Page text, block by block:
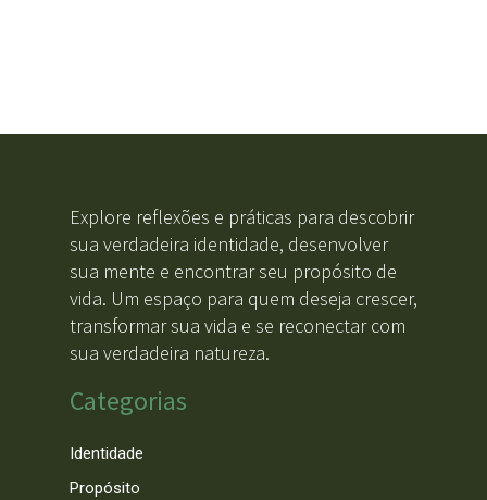
Explore reflexões e práticas para descobrir
sua verdadeira identidade, desenvolver
sua mente e encontrar seu propósito de
vida. Um espaço para quem deseja crescer,
transformar sua vida e se reconectar com
sua verdadeira natureza.
Categorias
Identidade
Propósito